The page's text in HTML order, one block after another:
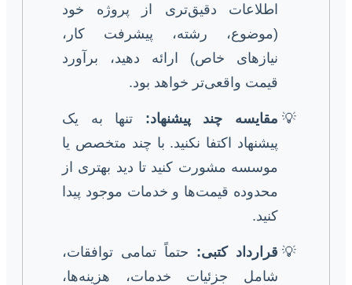
اطلاعات دقیق‌تری از پروژه خود
(موضوع، رشته، پیشرفت کار،
نیازهای خاص) ارائه دهید، برآورد
قیمت واقعی‌تر خواهد بود.
مقایسه چند پیشنهاد: تنها به یک
پیشنهاد اکتفا نکنید. با چند متخصص یا
موسسه مشورت کنید تا دید بهتری از
محدوده قیمت‌ها و خدمات موجود پیدا
کنید.
قرارداد کتبی: حتماً تمامی توافقات،
شامل جزئیات خدمات، هزینه‌ها،